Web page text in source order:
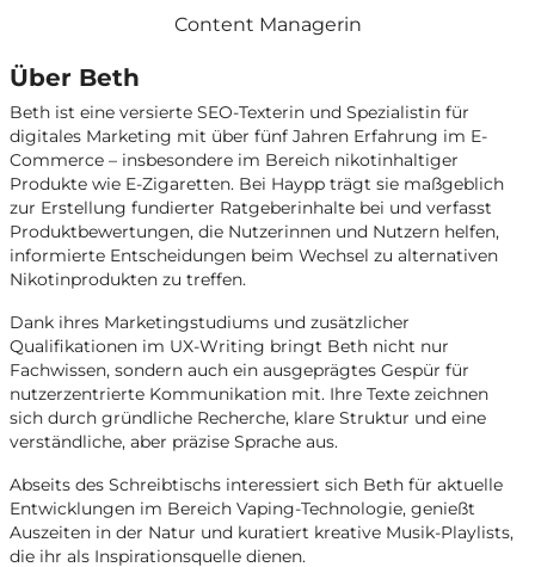
Content Managerin
Über Beth
Beth ist eine versierte SEO-Texterin und Spezialistin für
digitales Marketing mit über fünf Jahren Erfahrung im E-
Commerce – insbesondere im Bereich nikotinhaltiger
Produkte wie E-Zigaretten. Bei Haypp trägt sie maßgeblich
zur Erstellung fundierter Ratgeberinhalte bei und verfasst
Produktbewertungen, die Nutzerinnen und Nutzern helfen,
informierte Entscheidungen beim Wechsel zu alternativen
Nikotinprodukten zu treffen.
Dank ihres Marketingstudiums und zusätzlicher
Qualifikationen im UX-Writing bringt Beth nicht nur
Fachwissen, sondern auch ein ausgeprägtes Gespür für
nutzerzentrierte Kommunikation mit. Ihre Texte zeichnen
sich durch gründliche Recherche, klare Struktur und eine
verständliche, aber präzise Sprache aus.
Abseits des Schreibtischs interessiert sich Beth für aktuelle
Entwicklungen im Bereich Vaping-Technologie, genießt
Auszeiten in der Natur und kuratiert kreative Musik-Playlists,
die ihr als Inspirationsquelle dienen.